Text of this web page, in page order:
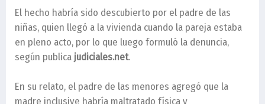
El hecho habría sido descubierto por el padre de las
niñas, quien llegó a la vivienda cuando la pareja estaba
en pleno acto, por lo que luego formuló la denuncia,
según publica judiciales.net.
En su relato, el padre de las menores agregó que la
madre inclusive habría maltratado física y